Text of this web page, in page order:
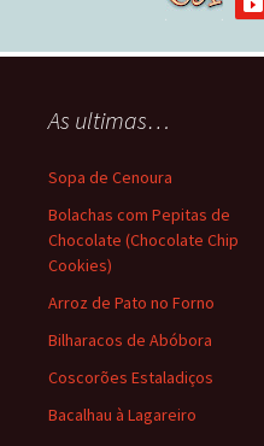
As ultimas…
Sopa de Cenoura
Bolachas com Pepitas de
Chocolate (Chocolate Chip
Cookies)
Arroz de Pato no Forno
Bilharacos de Abóbora
Coscorões Estaladiços
Bacalhau à Lagareiro